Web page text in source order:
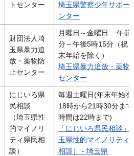
トセンター
埼玉県警察少年サポー
ンター
財団法人埼
玉県暴力追
放・薬物防
止センター
月曜日～金曜日 午前
分～午後5時15分（祝
末年始を除く）
埼玉県暴力追放・薬物
センター
にじいろ県
民相談
（埼玉県性
的マイノリ
ティ県民相
談）
毎週土曜日(年末年始
18時から21時30分ま
時間は22時まで)
「にじいろ県民相談」
玉県性的マイノリティ
相談） - 埼玉県